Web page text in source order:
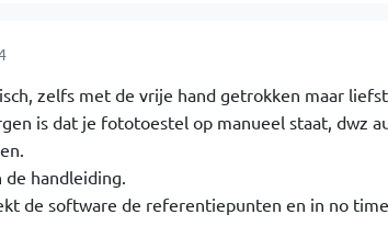
zelfs met de vrije hand getrokken maar
is dat je fototoestel op manueel staat, dwz
de handleiding.
de software de referentiepunten en in no